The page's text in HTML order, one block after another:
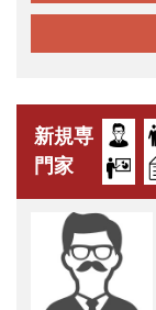
新規専
門家